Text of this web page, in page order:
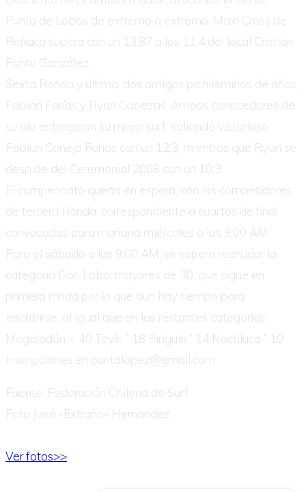
Punta de Lobos de extremo a extremo. Maxi Cross de
Reñaca supera con un 13,87 a los 11,4 del local Cristian
Punto González.
Sexta Ronda y última, dos amigos pichileminos de años,
Fabián Farías y Ryan Cabezas. Ambos conocedores de
su ola entregaron su mejor surf, saliendo victorioso
Fabian Conejo Farias con un 12,3, mientras que Ryan se
despide del Ceremonial 2008 con un 10,3.
El campeonato queda en espera, con los competidores
de tercera Ronda, correspondiente a cuartos de final,
convocados para mañana miércoles a las 9:00 AM.
Para el sábado a las 9:00 AM, se espera reanudar la
categoría Don Lobo, mayores de 30, que sigue en
primera ronda por lo que aun hay tiempo para
inscribirse, al igual que en las restantes categorías:
Megalodón + 40 Toyín ˆ 18 Piriguin ˆ 14 Noctiluca ˆ 10
Inscripciones en puntalopez@gmail.com
Fuente: Federación Chilena de Surf
Foto José «Extraño» Hernandez
Ver fotos>>